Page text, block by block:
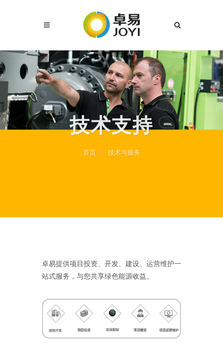
技术支持
首页 技术与服务
卓易提供项目投资、开发、建设、运营维护一
站式服务，与您共享绿色能源收益。